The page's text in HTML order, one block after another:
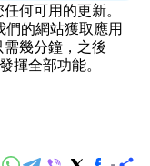
何可用的更新。
們的網站獲取應用
幾分鐘，之後
揮全部功能。